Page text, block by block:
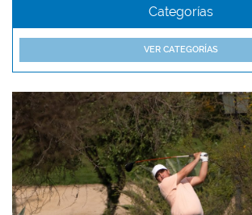
Categorías
VER CATEGORÍAS